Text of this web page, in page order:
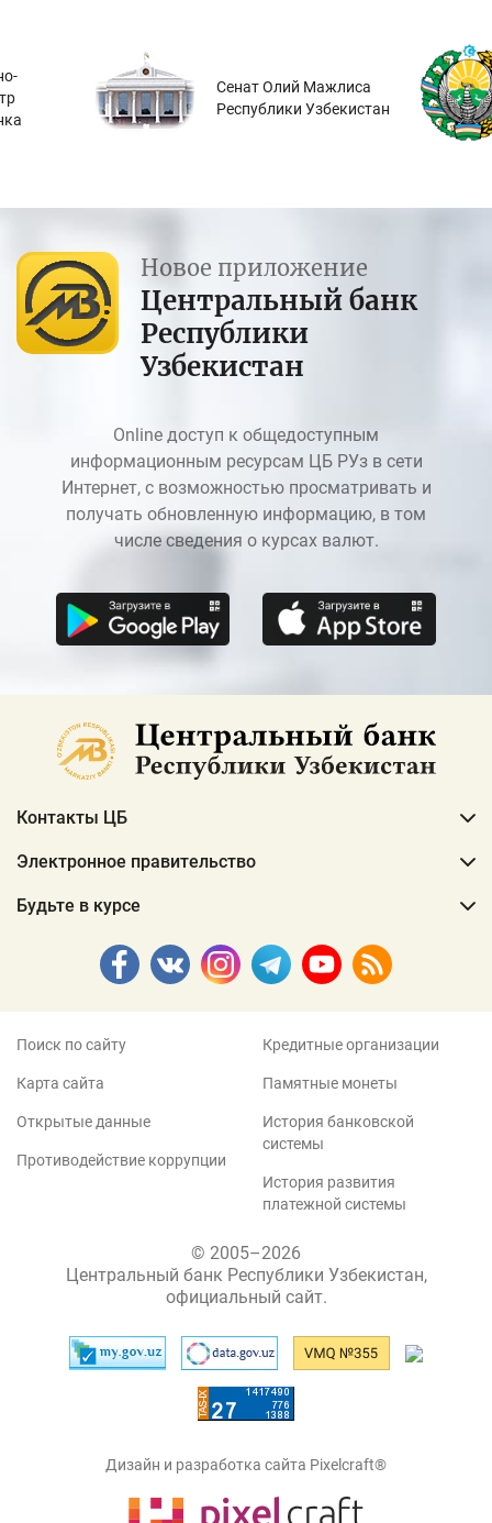
Сенат Олий Мажлиса
Республики Узбекистан
Новое приложение
Центральный банк
Республики
Узбекистан
Online доступ к общедоступным
информационным ресурсам ЦБ РУз в сети
Интернет, с возможностью просматривать и
получать обновленную информацию, в том
числе сведения о курсах валют.
Контакты ЦБ
Электронное правительство
Будьте в курсе
Поиск по сайту
Карта сайта
Открытые данные
Противодействие коррупции
Кредитные организации
Памятные монеты
История банковской
системы
История развития
платежной системы
© 2005–2026
Центральный банк Республики Узбекистан,
официальный сайт.
Дизайн и разработка сайта Pixelcraft®